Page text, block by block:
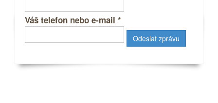
Váš telefon nebo e-mail *